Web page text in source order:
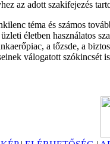
az adott szakifejezés
téma és számos
üzleti életben használatos
a tőzsde, a
válogatott szókincsét